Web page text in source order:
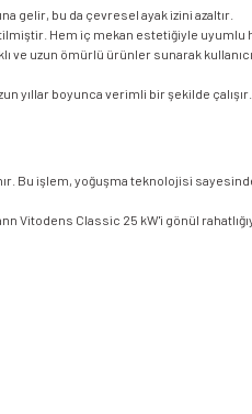
gelir, bu da çevresel ayak izini azaltır.
Hem iç mekan estetiğiyle uyumlu
uzun ömürlü ürünler sunarak
yıllar boyunca verimli bir şekilde çalışır.
Bu işlem, yoğuşma teknolojisi
Vitodens Classic 25 kW'i gönül